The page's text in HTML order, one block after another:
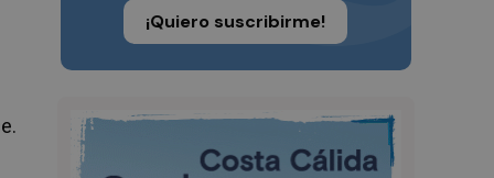
¡Quiero suscribirme!